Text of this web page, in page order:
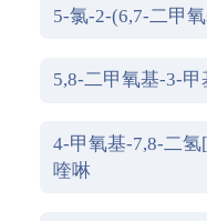
5-氯-2-(6,7-二甲
5,8-二甲氧基-3-
4-甲氧基-7,8-二
喹啉